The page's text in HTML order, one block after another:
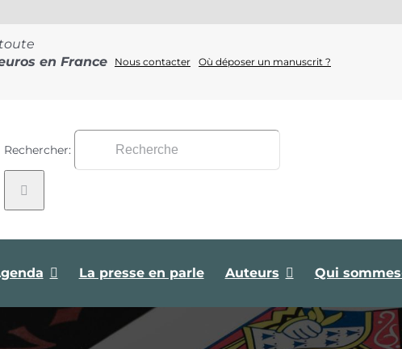
en France
Nous contacter Où déposer un manuscrit ?
Rechercher:
La presse en parle Auteurs Qui